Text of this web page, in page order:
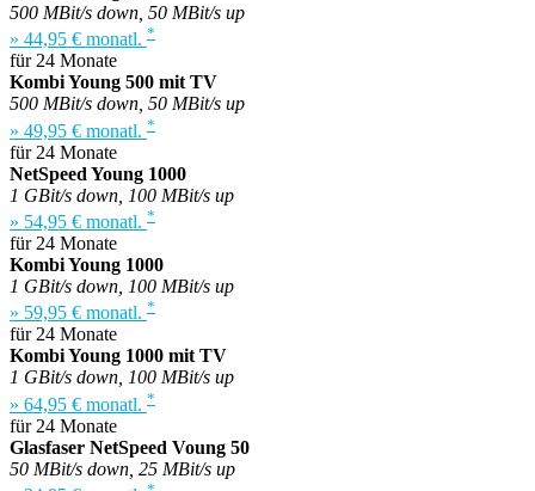
500 MBit/s down, 50 MBit/s up
» 44,95 € monatl. *
für 24 Monate
Kombi Young 500 mit TV
500 MBit/s down, 50 MBit/s up
» 49,95 € monatl. *
für 24 Monate
NetSpeed Young 1000
1 GBit/s down, 100 MBit/s up
» 54,95 € monatl. *
für 24 Monate
Kombi Young 1000
1 GBit/s down, 100 MBit/s up
» 59,95 € monatl. *
für 24 Monate
Kombi Young 1000 mit TV
1 GBit/s down, 100 MBit/s up
» 64,95 € monatl. *
für 24 Monate
Glasfaser NetSpeed Voung 50
50 MBit/s down, 25 MBit/s up